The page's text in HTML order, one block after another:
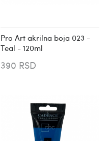
Pro Art akrilna boja 023 -
Teal - 120ml
390 RSD